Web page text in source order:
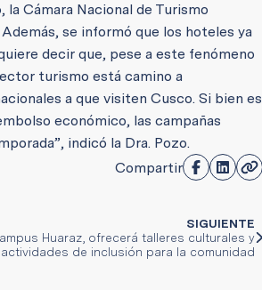
Cámara Nacional de Turismo
se informó que los hoteles ya
decir que, pese a este fenómeno
turismo está camino a
a que visiten Cusco. Si bien es
económico, las campañas
indicó la Dra. Pozo.
Compartir
SIGUIENTE
Huaraz, ofrecerá talleres culturales y
actividades de inclusión para la comunidad